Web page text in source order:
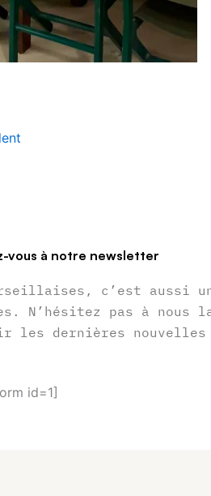
vous à notre newsletter
c’est aussi
N’hésitez pas à nous
les dernières
id=1]